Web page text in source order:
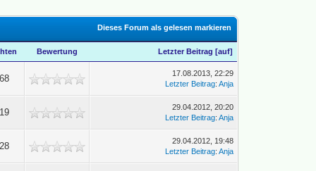
Dieses Forum als gelesen markieren
Bewertung Letzter Beitrag [auf]
17.08.2013, 22:29
Letzter Beitrag:Anja
29.04.2012, 20:20
Letzter Beitrag:Anja
29.04.2012, 19:48
Letzter Beitrag:Anja